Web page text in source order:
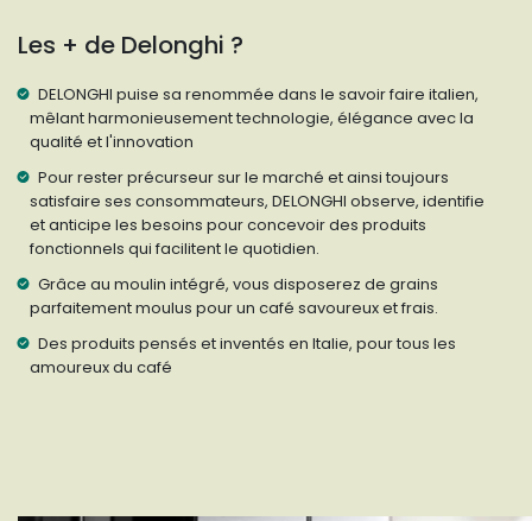
Les + de Delonghi ?
DELONGHI puise sa renommée dans le savoir faire italien,
mêlant harmonieusement technologie, élégance avec la
qualité et l'innovation
Pour rester précurseur sur le marché et ainsi toujours
satisfaire ses consommateurs, DELONGHI observe, identifie
et anticipe les besoins pour concevoir des produits
fonctionnels qui facilitent le quotidien.
Grâce au moulin intégré, vous disposerez de grains
parfaitement moulus pour un café savoureux et frais.
Des produits pensés et inventés en Italie, pour tous les
amoureux du café